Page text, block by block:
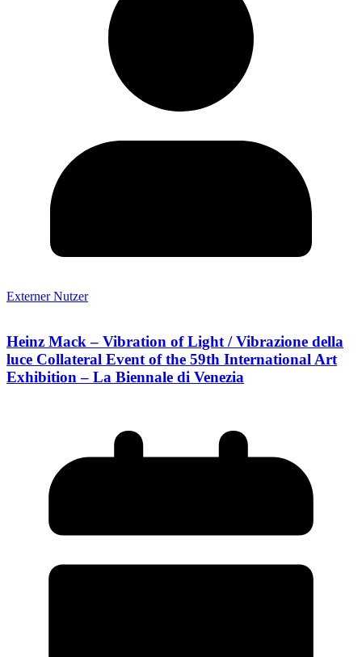
Externer Nutzer
Heinz Mack – Vibration of Light / Vibrazione della
luce Collateral Event of the 59th International Art
Exhibition – La Biennale di Venezia